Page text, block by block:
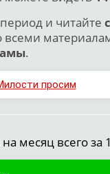
и читайте
всеми
.
просим
месяц всего за